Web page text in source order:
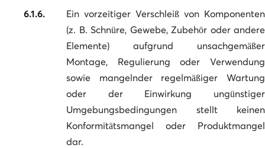
6.1.6.
Ein vorzeitiger Verschleiß von Komponenten
(z. B. Schnüre, Gewebe, Zubehör oder andere
Elemente) aufgrund unsachgemäßer
Montage, Regulierung oder Verwendung
sowie mangelnder regelmäßiger Wartung
oder der Einwirkung ungünstiger
Umgebungsbedingungen stellt keinen
Konformitätsmangel oder Produktmangel
dar.